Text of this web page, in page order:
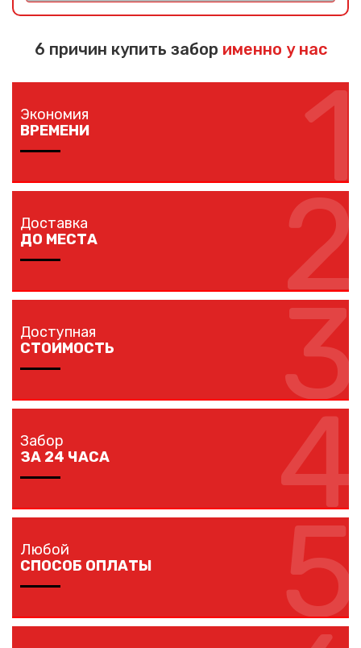
6 причин купить забор именно у нас
1
Экономия
ВРЕМЕНИ
зависимости от длины забора, способа монтажа и
наличия ворот и калиток.
2
Доставка
ДО МЕСТА
Мы доставляем комплектующие забора на любой
объект в вашем городе в кратчайшие сроки
собственным транспортом.
3
Доступная
СТОИМОСТЬ
решений по конкурентной цене.
4
Забор
ЗА 24 ЧАСА
протяженностью до 40 метров за один рабочий день.5
Любой
СПОСОБ ОПЛАТЫ